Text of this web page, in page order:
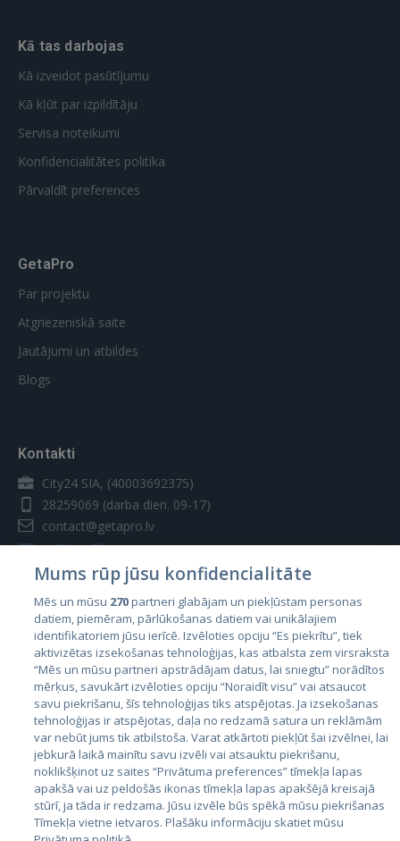
Kā tas darbojas
Kā izveidot pasūtījumu
Kā kļūt par izpildītāju
Servisa noteikumi
Konfidencialitātes politika
Pārvaldīt preferences
GetaPro
Par projektu
Atgriezeniskā saite
Jautājumi un atbildes
Blogs
Kontakti
City24 SIA, (40003692375)
28259069 (darba dien. 09-17)
contact@getapro.lv
Valstis
Igaunija
Latvija
Lietuva
Mums rūp jūsu konfidencialitāte
Mēs un mūsu 270partneri glabājam un piekļūstam personas
datiem, piemēram, pārlūkošanas datiem vai unikālajiem
identifikatoriem jūsu ierīcē. Izvēloties opciju “Es piekrītu”, tiek
aktivizētas izsekošanas tehnoloģijas, kas atbalsta zem virsraksta
“Mēs un mūsu partneri apstrādājam datus, lai sniegtu” norādītos
mērķus, savukārt izvēloties opciju “Noraidīt visu” vai atsaucot
savu piekrišanu, šīs tehnoloģijas tiks atspējotas. Ja izsekošanas
tehnoloģijas ir atspējotas, daļa no redzamā satura un reklāmām
var nebūt jums tik atbilstoša. Varat atkārtoti piekļūt šai izvēlnei, lai
jebkurā laikā mainītu savu izvēli vai atsauktu piekrišanu,
noklikšķinot uz saites “Privātuma preferences” tīmekļa lapas
apakšā vai uz peldošās ikonas tīmekļa lapas apakšējā kreisajā
stūrī, ja tāda ir redzama. Jūsu izvēle būs spēkā mūsu piekrišanas
Tīmekļa vietne ietvaros. Plašāku informāciju skatiet mūsu